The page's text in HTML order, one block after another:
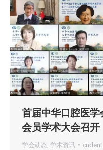
首届中华口腔医
会员学术大会召开
学会动态 学术资讯 cndent